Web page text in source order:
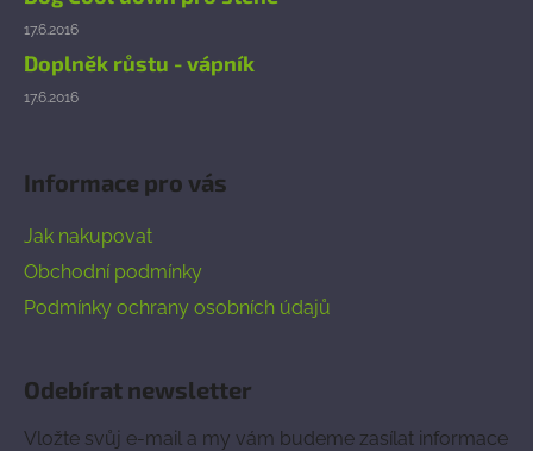
17.6.2016
Doplněk růstu - vápník
17.6.2016
Informace pro vás
Jak nakupovat
Obchodní podmínky
Podmínky ochrany osobních údajů
Odebírat newsletter
Vložte svůj e-mail a my vám budeme zasílat informace